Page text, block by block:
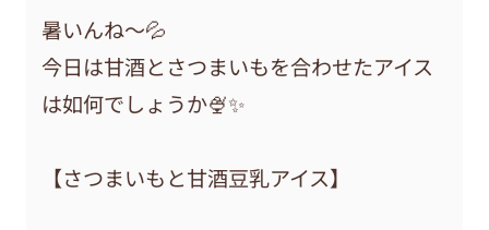
暑いんね〜💦
今日は甘酒とさつまいもを合わせたアイス
は如何でしょうか🍨✨
【さつまいもと甘酒豆乳アイス】